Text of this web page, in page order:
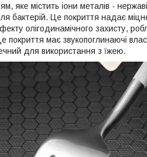
яке містить іони металів -
бактерій. Це покриття надає
олігодинамічного захисту,
має звукопоглинаючі
для використання з їжею.